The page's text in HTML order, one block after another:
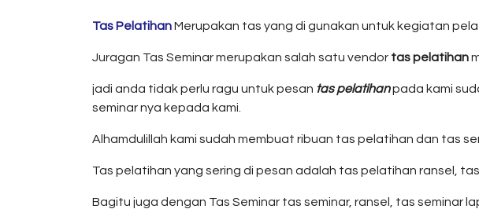
Tas PelatihanMerupakan tas yang di gunakan untuk kegiatan
Juragan Tas Seminar merupakan salah satu vendor tas pelatihan
jadi anda tidak perlu ragu untuk pesan tas pelatihanpada kami
seminar nya kepada kami.
Alhamdulillah kami sudah membuat ribuan tas pelatihan dan tas
Tas pelatihan yang sering di pesan adalah tas pelatihan ransel,
Bagitu juga dengan Tas Seminar tas seminar, ransel, tas seminar